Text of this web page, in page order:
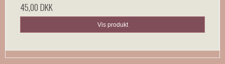
45,00 DKK
Vis produkt